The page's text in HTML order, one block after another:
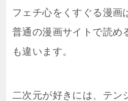
フェチ心をくすぐる漫画
普通の漫画サイトで読め
も違います。
二次元が好きには、テン